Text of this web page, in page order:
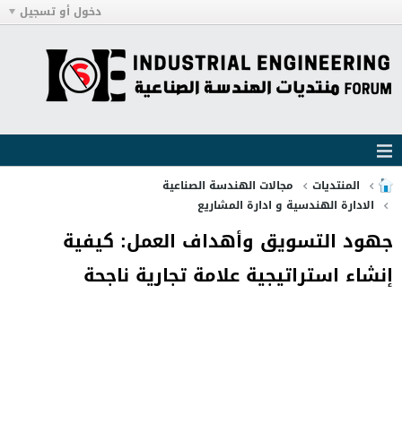
دخول أو تسجيل
المنتديات
مجالات الهندسة الصناعية
الادارة الهندسية و ادارة المشاريع
جهود التسويق وأهداف العمل: كيفية
إنشاء استراتيجية علامة تجارية ناجحة